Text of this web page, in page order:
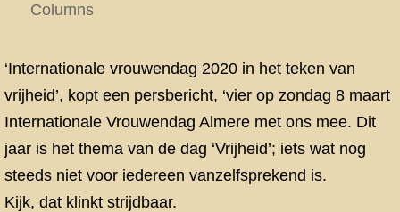
Columns
‘Internationale vrouwendag 2020 in het teken van
vrijheid’, kopt een persbericht, ‘vier op zondag 8 maart
Internationale Vrouwendag Almere met ons mee. Dit
jaar is het thema van de dag ‘Vrijheid’; iets wat nog
steeds niet voor iedereen vanzelfsprekend is.
Kijk, dat klinkt strijdbaar.